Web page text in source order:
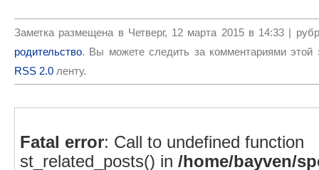
Заметка размещена в Четверг, 12 марта 2015 в 14:33 |
родительство. Вы можете следить за комментариями этой
RSS 2.0 ленту.
Fatal error: Call to undefined function
st_related_posts() in /home/bayven/